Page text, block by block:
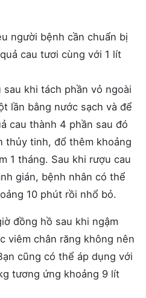
người bệnh cần chuẩn bị
cau tươi cùng với 1 lít
sau khi tách phần vỏ ngoài
lần bằng nước sạch và để
cau thành 4 phần sau đó
thủy tinh, đổ thêm khoảng
1 tháng. Sau khi rượu cau
gián, bệnh nhân có thể
10 phút rồi nhổ bỏ.
đồng hồ sau khi ngậm
viêm chân răng không nên
cũng có thể áp dụng với
tương ứng khoảng 9 lít